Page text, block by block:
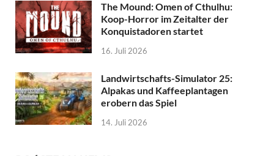
The Mound: Omen of Cthulhu:
Koop-Horror im Zeitalter der
Konquistadoren startet
16. Juli 2026
Landwirtschafts-Simulator 25:
Alpakas und Kaffeeplantagen
erobern das Spiel
14. Juli 2026